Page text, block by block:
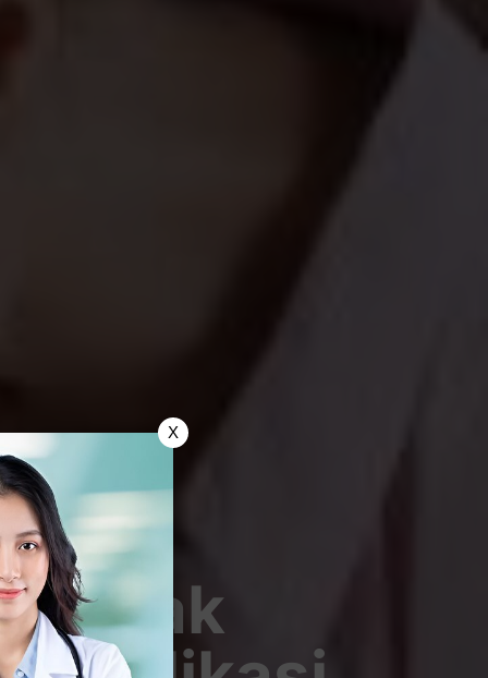
Tak
X